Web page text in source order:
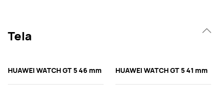
Tela
HUAWEI WATCH GT 5 46 mm HUAWEI WATCH GT 5 41 mm